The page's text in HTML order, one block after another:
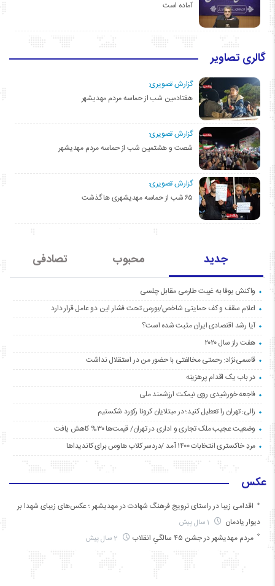
آماده است
گالری تصاویر
گزارش تصویری:
هفتادمین شب از حماسه مردم مهدیشهر
گزارش تصویری:
شصت و هشتمین شب از حماسه مردم مهدیشهر
گزارش تصویری:
۶۵ شب از حماسه مهدیشهری ها گذشت
جدید محبوب تصادفی
واکنش یوفا به غیبت طارمی مقابل چلسی
اعلام سقف و کف حمایتی شاخص/بورس تحت فشار این دو عامل قرار دارد
آیا رشد اقتصادی ایران مثبت شده است؟
هفت راز سال ۲۰۲۰
قاسمی‌نژاد: رحمتی مخالفتی با حضور من در استقلال نداشت
در باب یک اقدام پرهزینه
فاجعه خورشیدی روی نیمکت ارزشمند ملی
زالی: تهران را تعطیل کنید؛ در مبتلایان کرونا رکورد شکستیم
وضعیت عجیب ملک تجاری و اداری در تهران/ قیمت‌ها ۳۰% کاهش یافت
مردِ خاکستری انتخابات ۱۴۰۰ آمد /دردسر کلاب هاوس برای کاندیداها
عکس
اقدامی زیبا در راستای ترویج فرهنگ شهادت در مهدیشهر ؛ عکس‌های زیبای شهدا بر
دیوار یادمان
مردم مهدیشهر در جشن ۴۵ سالگیِ انقلاب